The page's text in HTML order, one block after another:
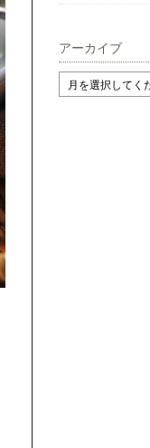
アーカイブ